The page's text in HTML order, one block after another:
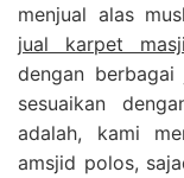
menjual alas
jual karpet
dengan
sesuaikan
adalah, kami
amsjid polos,